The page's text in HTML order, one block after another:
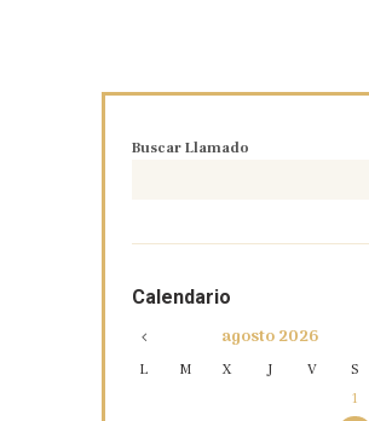
Buscar Llamado
Calendario
agosto2026
L M X J V S
1